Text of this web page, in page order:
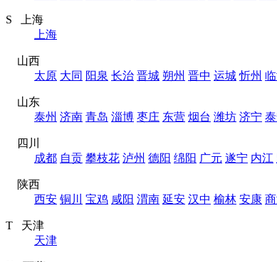
S 上海
上海
山西
太原 大同 阳泉 长治 晋城 朔州 晋中 运城 忻州
山东
泰州 济南 青岛 淄博 枣庄 东营 烟台 潍坊 济宁
四川
成都 自贡 攀枝花 泸州 德阳 绵阳 广元 遂宁 内江
陕西
西安 铜川 宝鸡 咸阳 渭南 延安 汉中 榆林 安康
T 天津
天津